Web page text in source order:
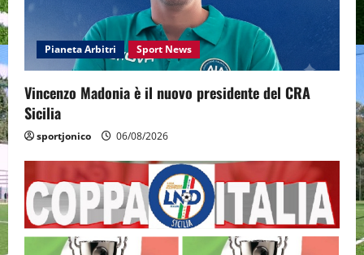
Pianeta Arbitri Sport News
Vincenzo Madonia è il nuovo presidente del CRA
Sicilia
sportjonico 06/08/2026